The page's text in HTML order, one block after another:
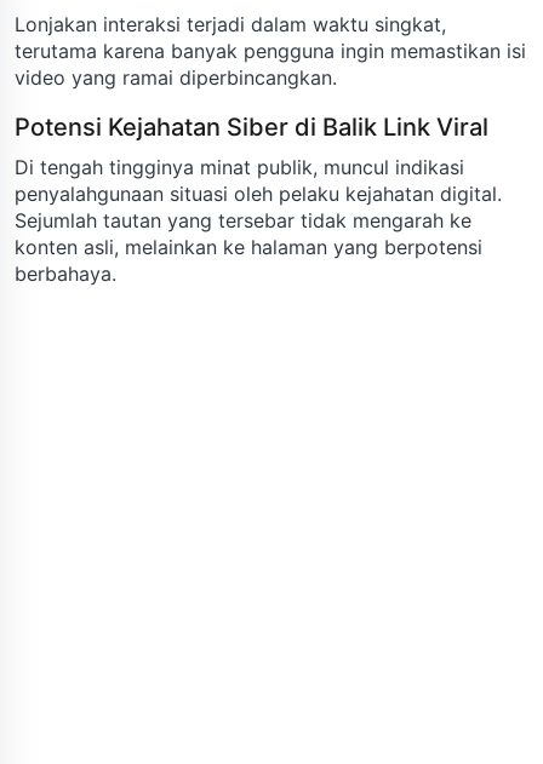
Lonjakan interaksi terjadi dalam waktu singkat,
terutama karena banyak pengguna ingin memastikan isi
video yang ramai diperbincangkan.
Potensi Kejahatan Siber di Balik Link Viral
Di tengah tingginya minat publik, muncul indikasi
penyalahgunaan situasi oleh pelaku kejahatan digital.
Sejumlah tautan yang tersebar tidak mengarah ke
konten asli, melainkan ke halaman yang berpotensi
berbahaya.